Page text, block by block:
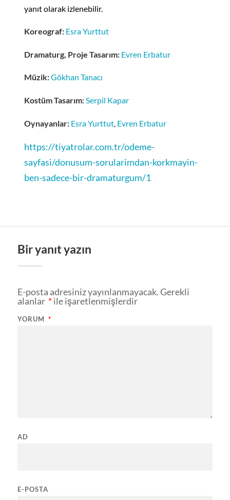
yanıt olarak izlenebilir.
Koreograf: Esra Yurttut
Dramaturg, Proje Tasarım: Evren Erbatur
Müzik:Gökhan Tanacı
Kostüm Tasarım:Serpil Kapar
Oynayanlar: Esra Yurttut Evren Erbatur
https://tiyatrolar.com.tr/odeme-
sayfasi/donusum-sorularimdan-korkmayin-
ben-sadece-bir-dramaturgum/1
Bir yanıt yazın
E-posta adresiniz yayınlanmayacak.Gerekli
alanlar *ile işaretlenmişlerdir
YORUM *
AD
E-POSTA